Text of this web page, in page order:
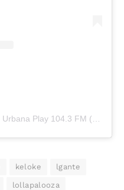
keloke lgante
lollapalooza